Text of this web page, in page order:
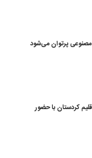
پرتوان می‌شود
کردستان با حضور